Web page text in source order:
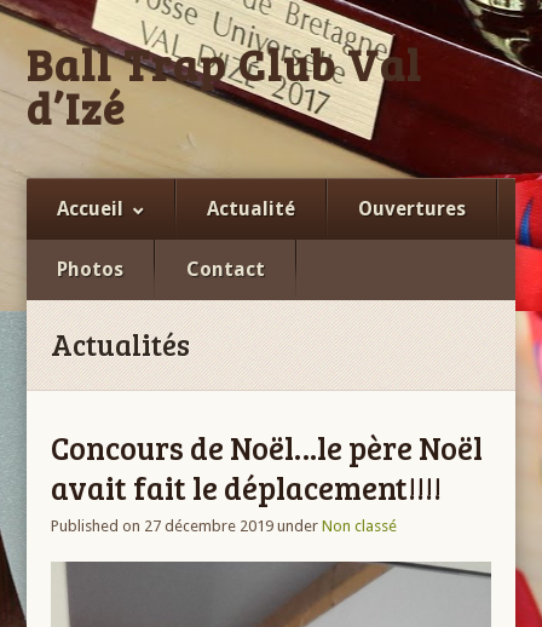
Ball Trap Club Val
d’Izé
Accueil Actualité Ouvertures
Photos Contact
Actualités
Concours de Noël…le père Noël
avait fait le déplacement!!!!
Published on 27 décembre 2019 underNon classé